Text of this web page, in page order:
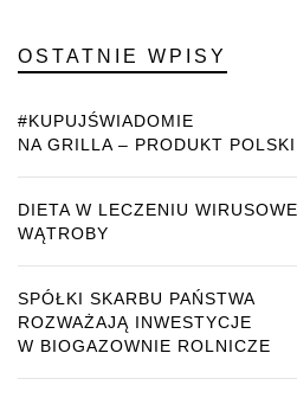
OSTATNIE WPISY
#KUPUJŚWIADOMIE
NA GRILLA – PRODUKT POLSKI
DIETA W LECZENIU
WĄTROBY
SPÓŁKI SKARBU PAŃSTWA
ROZWAŻAJĄ INWESTYCJE
W BIOGAZOWNIE ROLNICZE